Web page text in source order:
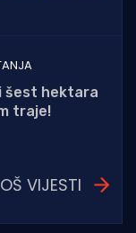
šest hektara
traje!
VIJESTI